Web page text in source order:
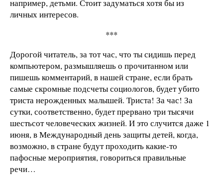
например, детьми. Стоит задуматься хотя бы из
личных интересов.
***
Дорогой читатель, за тот час, что ты сидишь перед
компьютером, размышляешь о прочитанном или
пишешь комментарий, в нашей стране, если брать
самые скромные подсчеты социологов, будет убито
триста нерожденных малышей. Триста! За час! За
сутки, соответственно, будет прервано три тысячи
шестьсот человеческих жизней. И это случится даже 1
июня, в Международный день защиты детей, когда,
возможно, в стране будут проходить какие-то
пафосные мероприятия, говориться правильные
речи…